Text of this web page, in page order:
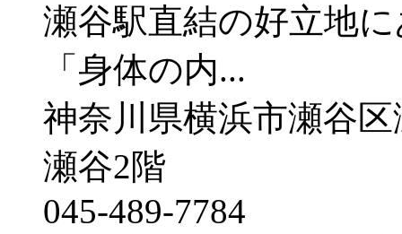
瀬谷駅直結の好立地
「身体の内...
神奈川県横浜市瀬谷
瀬谷2階
045-489-7784